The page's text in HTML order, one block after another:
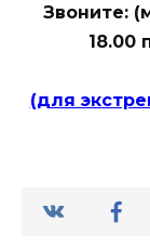
Звоните:
18.00
(для